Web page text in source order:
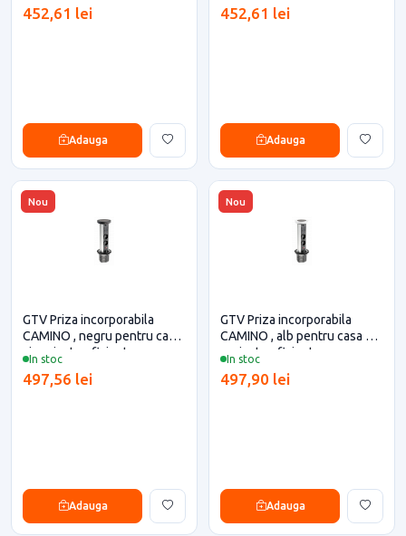
452,61 lei
Adauga
452,61 lei
Adauga
Nou
In stoc
GTV Priza incorporabila
CAMINO , negru pentru casa
si proiecte eficiente
497,56 lei
Adauga
Nou
In stoc
GTV Priza incorporabila
CAMINO , alb pentru casa si
proiecte eficiente
497,90 lei
Adauga